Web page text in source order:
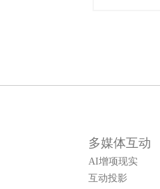
多媒体互动
AI增项现实
互动投影